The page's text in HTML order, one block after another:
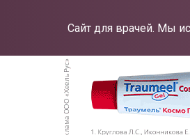
Сайт для врачей. Мы